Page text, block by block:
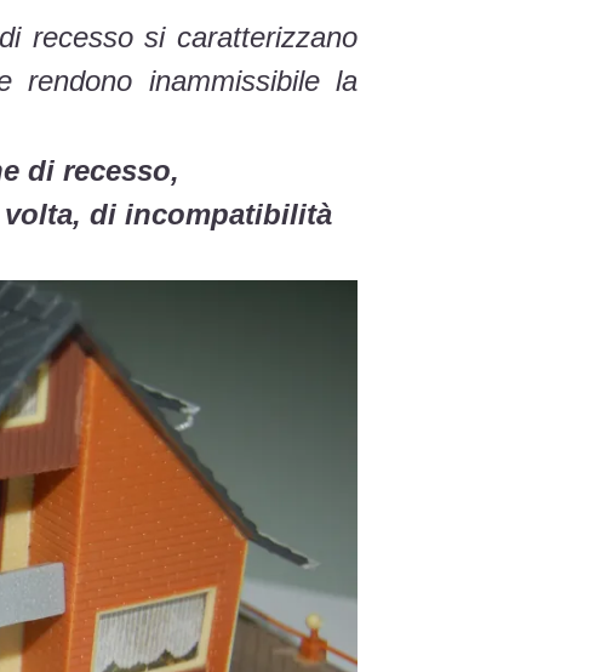
recesso si caratterizzano
rendono inammissibile la
di recesso,
volta, di incompatibilità